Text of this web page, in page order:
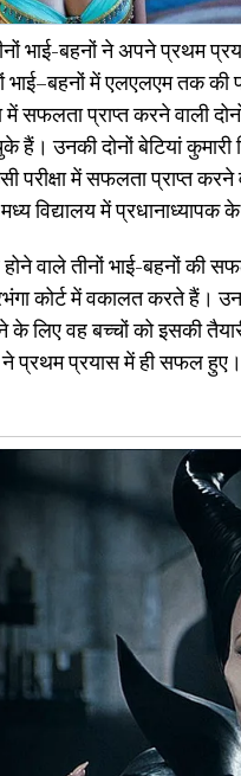
भाई-बहनों ने अपने प्रथम
भाई–बहनों में एलएलएम तक
में सफलता प्राप्त करने वाली
हैं। उनकी दोनों बेटियां कुमारी
परीक्षा में सफलता प्राप्त
विद्यालय में प्रधानाध्यापक
वाले तीनों भाई-बहनों की
कोर्ट में वकालत करते हैं।
के लिए वह बच्चों को इसकी
ने प्रथम प्रयास में ही सफल हुए।